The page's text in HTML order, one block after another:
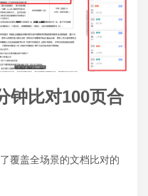
钟比对100页合
覆盖全场景的文档比对的